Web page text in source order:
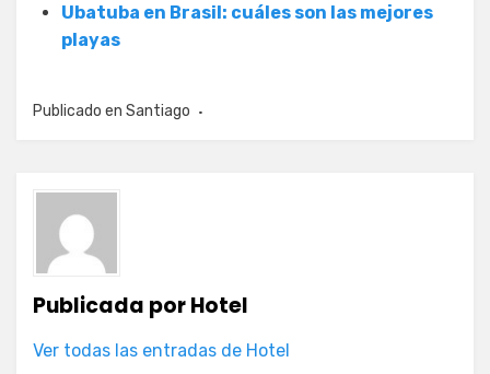
Ubatuba en Brasil: cuáles son las mejores
playas
Publicado en Santiago
Publicada porHotel
Ver todas las entradas de Hotel